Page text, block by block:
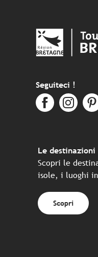
Seguiteci !
Le destinazioni
Scopri le
isole, i luoghi
Scopri